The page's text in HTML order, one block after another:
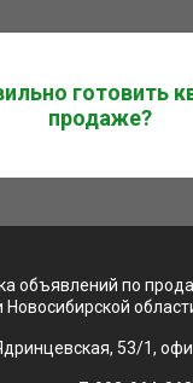
готовить
продаже?
объявлений по
53/1,